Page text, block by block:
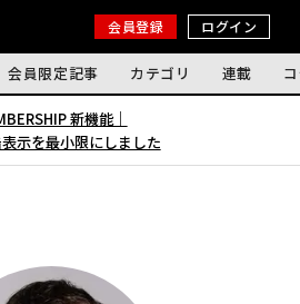
会員登録 ログイン
会員限定記事 カテゴリ 連載
新機能｜
示を最小限にしました